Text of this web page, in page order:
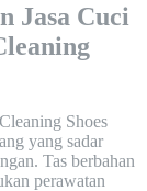
Jasa Cuci
Shoes
yang sadar
Tas berbahan
perawatan